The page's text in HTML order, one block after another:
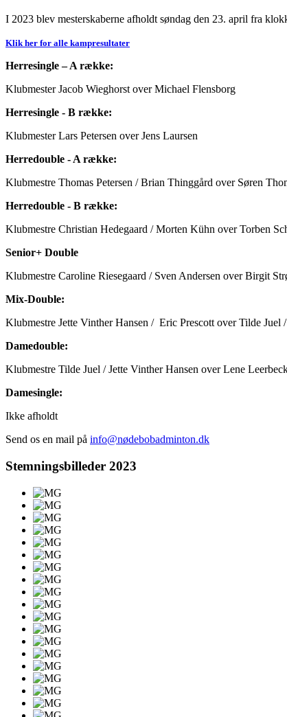
I 2023 blev mesterskaberne afholdt søndag den 23. april fra
Klik her for alle kampresultater
Herresingle – A række:
Klubmester Jacob Wieghorst over Michael Flensborg
Herresingle - B række:
Klubmester Lars Petersen over Jens Laursen
Herredouble - A række:
Klubmestre Thomas Petersen / Brian Thinggård over Søren
Herredouble - B række:
Klubmestre Christian Hedegaard / Morten Kühn over Torben
Senior+ Double
Klubmestre Caroline Riesegaard / Sven Andersen over Birgit
Mix-Double:
Klubmestre Jette Vinther Hansen / Eric Prescott over Tilde
Damedouble:
Klubmestre Tilde Juel / Jette Vinther Hansen over Lene
Damesingle:
Ikke afholdt
Send os en mail på info@nødebobadminton.dk
Stemningsbilleder 2023